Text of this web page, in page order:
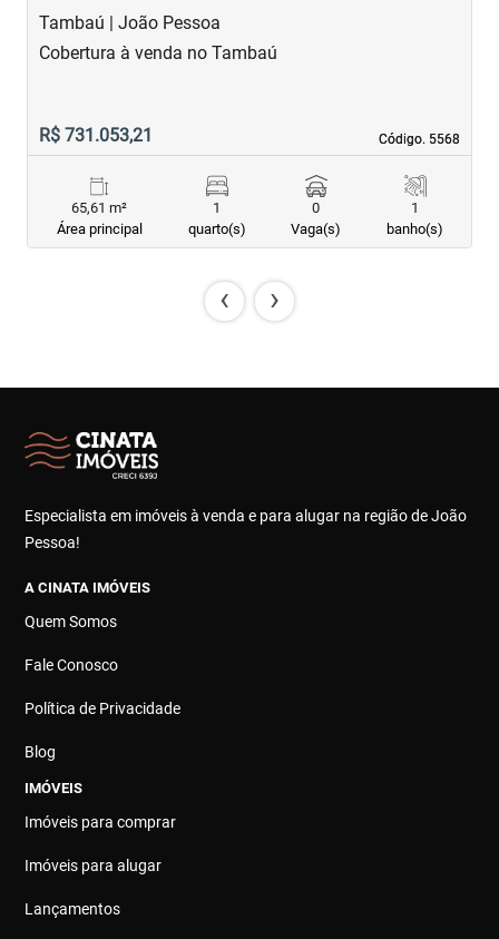
Tambaú | João Pessoa
Código. 5568
Código. 5568
Cobertura à venda no Tambaú
R$ 731.053,21
65,61 m²
Área principal
1
quarto(s)
0
Vaga(s)
1
banho(s)
‹ ›
Especialista em imóveis à venda e para alugar na região de João
Pessoa!
A CINATA IMÓVEIS
Quem Somos
Fale Conosco
Política de Privacidade
Blog
IMÓVEIS
Imóveis para comprar
Imóveis para alugar
Lançamentos